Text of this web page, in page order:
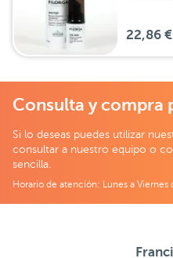
22,86 €
Consulta y compra
Si lo deseas puedes utilizar
consultar a nuestro equipo o
sencilla.
Horario de atención: Lunes a